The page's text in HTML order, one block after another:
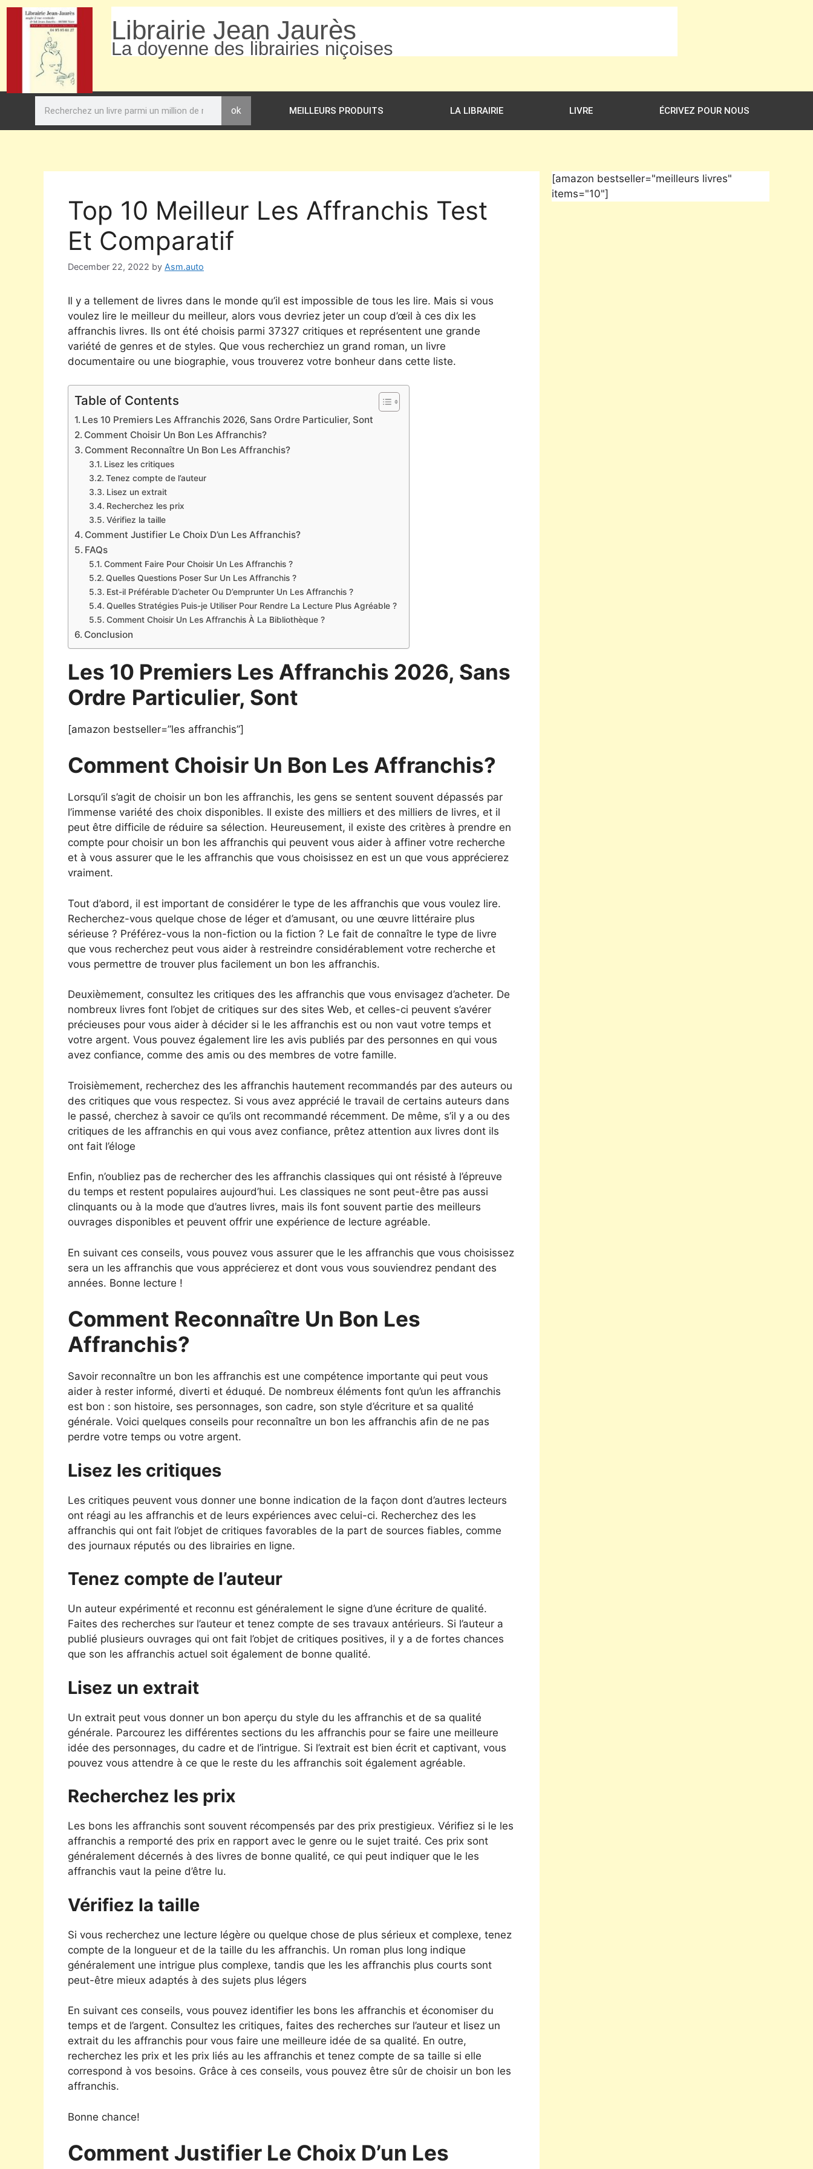
Librairie Jean Jaurès
La doyenne des librairies niçoises
ok MEILLEURS PRODUITS LA LIBRAIRIE LIVRE ÉCRIVEZ POUR NOUS
Top 10 Meilleur Les Affranchis Test
Et Comparatif
December 22, 2022 by Asm.auto
Il y a tellement de livres dans le monde qu’il est impossible de tous les lire. Mais si vous
voulez lire le meilleur du meilleur, alors vous devriez jeter un coup d’œil à ces dix les
affranchis livres. Ils ont été choisis parmi 37327 critiques et représentent une grande
variété de genres et de styles. Que vous recherchiez un grand roman, un livre
documentaire ou une biographie, vous trouverez votre bonheur dans cette liste.
Table of Contents
Les 10 Premiers Les Affranchis 2026, Sans Ordre Particulier, Sont
Comment Choisir Un Bon Les Affranchis?
Comment Reconnaître Un Bon Les Affranchis?
Lisez les critiques
Tenez compte de l’auteur
Lisez un extrait
Recherchez les prix
Vérifiez la taille
Comment Justifier Le Choix D’un Les Affranchis?
FAQs
Comment Faire Pour Choisir Un Les Affranchis ?
Quelles Questions Poser Sur Un Les Affranchis ?
Est-il Préférable D’acheter Ou D’emprunter Un Les Affranchis ?
Quelles Stratégies Puis-je Utiliser Pour Rendre La Lecture Plus Agréable ?
Comment Choisir Un Les Affranchis À La Bibliothèque ?
Conclusion
Les 10 Premiers Les Affranchis 2026, Sans
Ordre Particulier, Sont
[amazon bestseller=”les affranchis”]
Comment Choisir Un Bon Les Affranchis?
Lorsqu’il s’agit de choisir un bon les affranchis, les gens se sentent souvent dépassés par
l’immense variété des choix disponibles. Il existe des milliers et des milliers de livres, et il
peut être difficile de réduire sa sélection. Heureusement, il existe des critères à prendre en
compte pour choisir un bon les affranchis qui peuvent vous aider à affiner votre recherche
et à vous assurer que le les affranchis que vous choisissez en est un que vous apprécierez
vraiment.
Tout d’abord, il est important de considérer le type de les affranchis que vous voulez lire.
Recherchez-vous quelque chose de léger et d’amusant, ou une œuvre littéraire plus
sérieuse ? Préférez-vous la non-fiction ou la fiction ? Le fait de connaître le type de livre
que vous recherchez peut vous aider à restreindre considérablement votre recherche et
vous permettre de trouver plus facilement un bon les affranchis.
Deuxièmement, consultez les critiques des les affranchis que vous envisagez d’acheter. De
nombreux livres font l’objet de critiques sur des sites Web, et celles-ci peuvent s’avérer
précieuses pour vous aider à décider si le les affranchis est ou non vaut votre temps et
votre argent. Vous pouvez également lire les avis publiés par des personnes en qui vous
avez confiance, comme des amis ou des membres de votre famille.
Troisièmement, recherchez des les affranchis hautement recommandés par des auteurs ou
des critiques que vous respectez. Si vous avez apprécié le travail de certains auteurs dans
le passé, cherchez à savoir ce qu’ils ont recommandé récemment. De même, s’il y a ou des
critiques de les affranchis en qui vous avez confiance, prêtez attention aux livres dont ils
ont fait l’éloge
Enfin, n’oubliez pas de rechercher des les affranchis classiques qui ont résisté à l’épreuve
du temps et restent populaires aujourd’hui. Les classiques ne sont peut-être pas aussi
clinquants ou à la mode que d’autres livres, mais ils font souvent partie des meilleurs
ouvrages disponibles et peuvent offrir une expérience de lecture agréable.
En suivant ces conseils, vous pouvez vous assurer que le les affranchis que vous choisissez
sera un les affranchis que vous apprécierez et dont vous vous souviendrez pendant des
années. Bonne lecture !
Comment Reconnaître Un Bon Les
Affranchis?
Savoir reconnaître un bon les affranchis est une compétence importante qui peut vous
aider à rester informé, diverti et éduqué. De nombreux éléments font qu’un les affranchis
est bon : son histoire, ses personnages, son cadre, son style d’écriture et sa qualité
générale. Voici quelques conseils pour reconnaître un bon les affranchis afin de ne pas
perdre votre temps ou votre argent.
Lisez les critiques
Les critiques peuvent vous donner une bonne indication de la façon dont d’autres lecteurs
ont réagi au les affranchis et de leurs expériences avec celui-ci. Recherchez des les
affranchis qui ont fait l’objet de critiques favorables de la part de sources fiables, comme
des journaux réputés ou des librairies en ligne.
Tenez compte de l’auteur
Un auteur expérimenté et reconnu est généralement le signe d’une écriture de qualité.
Faites des recherches sur l’auteur et tenez compte de ses travaux antérieurs. Si l’auteur a
publié plusieurs ouvrages qui ont fait l’objet de critiques positives, il y a de fortes chances
que son les affranchis actuel soit également de bonne qualité.
Lisez un extrait
Un extrait peut vous donner un bon aperçu du style du les affranchis et de sa qualité
générale. Parcourez les différentes sections du les affranchis pour se faire une meilleure
idée des personnages, du cadre et de l’intrigue. Si l’extrait est bien écrit et captivant, vous
pouvez vous attendre à ce que le reste du les affranchis soit également agréable.
Recherchez les prix
Les bons les affranchis sont souvent récompensés par des prix prestigieux. Vérifiez si le les
affranchis a remporté des prix en rapport avec le genre ou le sujet traité. Ces prix sont
généralement décernés à des livres de bonne qualité, ce qui peut indiquer que le les
affranchis vaut la peine d’être lu.
Vérifiez la taille
Si vous recherchez une lecture légère ou quelque chose de plus sérieux et complexe, tenez
compte de la longueur et de la taille du les affranchis. Un roman plus long indique
généralement une intrigue plus complexe, tandis que les les affranchis plus courts sont
peut-être mieux adaptés à des sujets plus légers
En suivant ces conseils, vous pouvez identifier les bons les affranchis et économiser du
temps et de l’argent. Consultez les critiques, faites des recherches sur l’auteur et lisez un
extrait du les affranchis pour vous faire une meilleure idée de sa qualité. En outre,
recherchez les prix et les prix liés au les affranchis et tenez compte de sa taille si elle
correspond à vos besoins. Grâce à ces conseils, vous pouvez être sûr de choisir un bon les
affranchis.
Bonne chance!
Comment Justifier Le Choix D’un Les
[amazon bestseller="meilleurs livres"
items="10"]